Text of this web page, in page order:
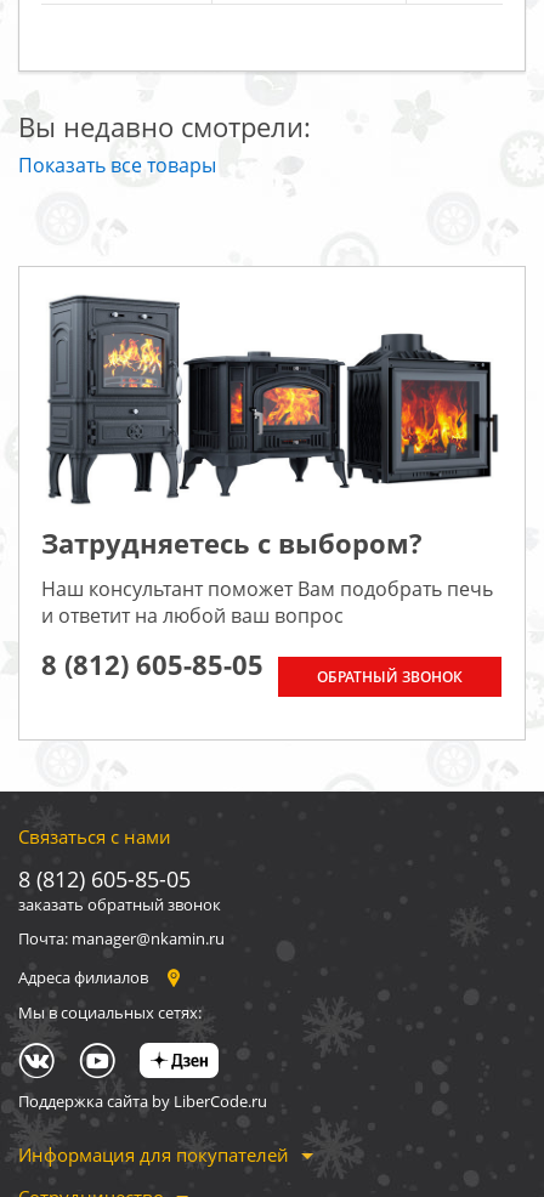
Вы недавно смотрели:
Показать все товары
Затрудняетесь с выбором?
Наш консультант поможет Вам подобрать печь
и ответит на любой ваш вопрос
8 (812) 605-85-05 ОБРАТНЫЙ ЗВОНОК
Связаться с нами
8 (812) 605-85-05
заказать обратный звонок
Почта: manager@nkamin.ru
Адреса филиалов
Мы в социальных сетях:
Поддержка сайта by LiberCode.ru
Информация для покупателей